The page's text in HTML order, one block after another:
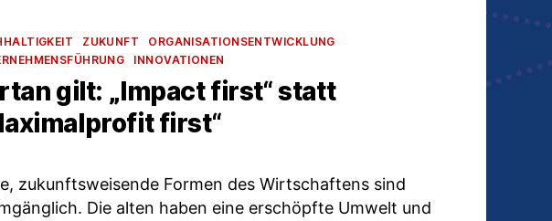
ZUKUNFT
ORGANISATIONSENTWICKLUNG
INNOVATIONEN
gilt: „Impact first“ statt
first“
zukunftsweisende Formen des Wirtschaftens sind
Die alten haben eine erschöpfte Umwelt und